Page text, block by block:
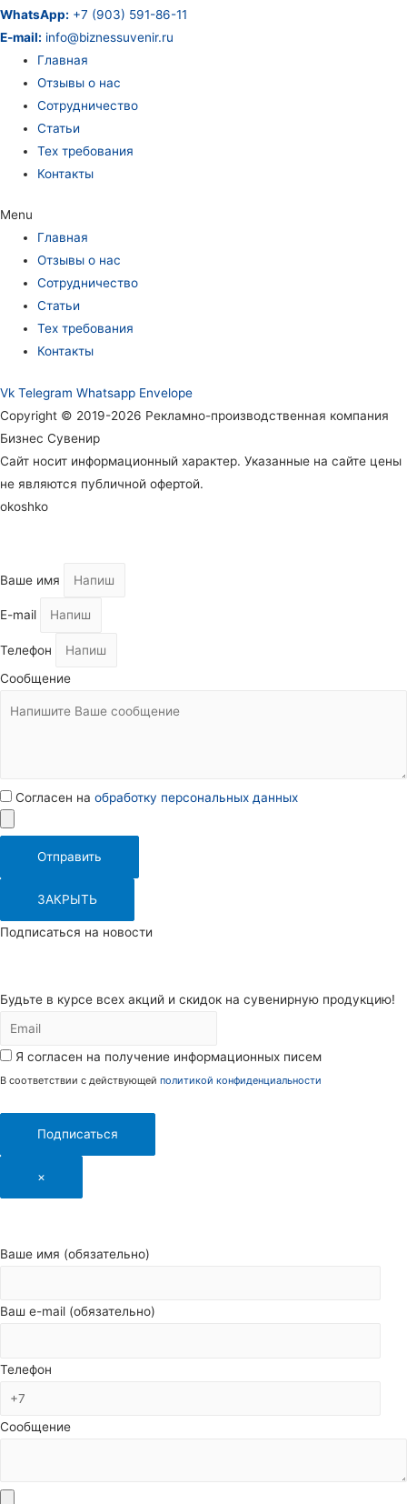
WhatsApp: +7 (903) 591-86-11
E-mail: info@biznessuvenir.ru
Главная
Отзывы о нас
Сотрудничество
Статьи
Тех требования
Контакты
Menu
Главная
Отзывы о нас
Сотрудничество
Статьи
Тех требования
Контакты
Vk Telegram Whatsapp Envelope
Copyright © 2019-2026 Рекламно-производственная компания
Бизнес Сувенир
Сайт носит информационный характер. Указанные на сайте цены
не являются публичной офертой.
okoshko
Ваше имя
E-mail
Телефон
Сообщение
Согласен на обработку персональных данных
Отправить
ЗАКРЫТЬ
Подписаться на новости
Будьте в курсе всех акций и скидок на сувенирную продукцию!
Я согласен на получение информационных писем
В соответствии с действующей политикой конфиденциальности
Подписаться
×
Ваше имя (обязательно)
Ваш e-mail (обязательно)
Телефон
Сообщение